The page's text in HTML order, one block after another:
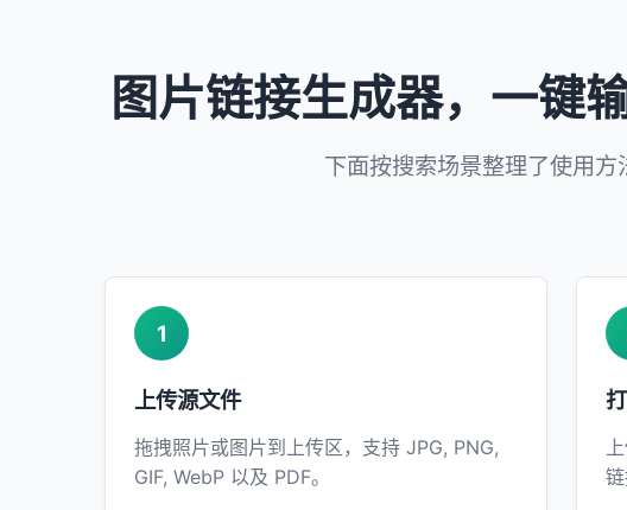
图片链接生成器，一键
下面按搜索场景整理了使用
1
上传源文件
拖拽照片或图片到上传区，支持 JPG, PNG,
GIF, WebP 以及 PDF。
链